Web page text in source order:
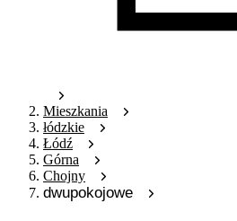
Mieszkania
łódzkie
Łódź
Górna
Chojny
dwupokojowe